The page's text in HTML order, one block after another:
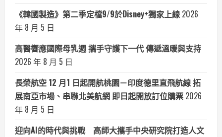
《韓國製造》第二季定檔9/9於Disney+獨家上線 2026
年 8 月 5 日
高醫響應國際母乳週 攜手守護下一代 傳遞溫暖與支持
2026 年 8 月 5 日
長榮航空 12 月1 日起開航桃園－印度德里直飛航線 拓
展南亞市場、串聯北美航網 即日起開放訂位購票 2026
年 8 月 5 日
迎向AI的時代與挑戰 高師大攜手中央研究院打造人文